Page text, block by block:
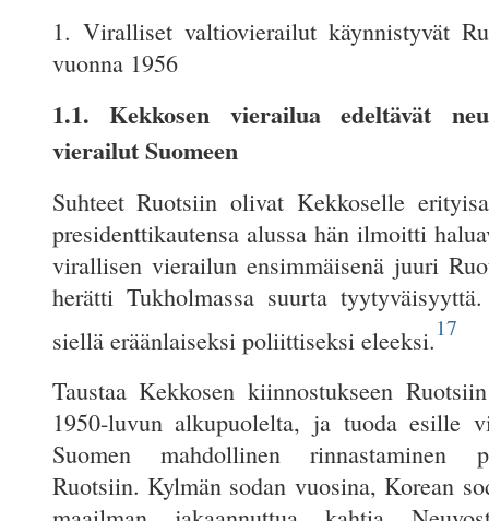
1. Viralliset valtiovierailut käynnistyvät
vuonna 1956
1.1. Kekkosen vierailua edeltävät
vierailut Suomeen
Suhteet Ruotsiin olivat Kekkoselle
presidenttikautensa alussa hän ilmoitti
virallisen vierailun ensimmäisenä juuri
herätti Tukholmassa suurta
siellä eräänlaiseksi poliittiseksi eleeksi.17
Taustaa Kekkosen kiinnostukseen
1950-luvun alkupuolelta, ja tuoda esille
Suomen mahdollinen rinnastaminen
Ruotsiin. Kylmän sodan vuosina, Korean